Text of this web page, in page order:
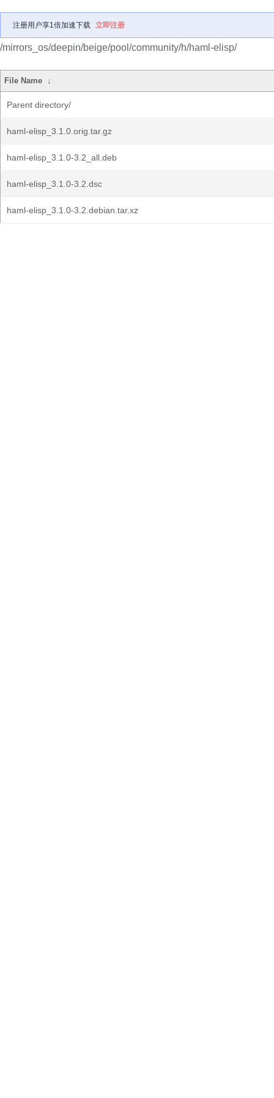
注册用户享1倍加速下载 立即注册
/mirrors_os/deepin/beige/pool/community/h/haml-elisp/
File Name ↓
Parent directory/
haml-elisp_3.1.0.orig.tar.gz
haml-elisp_3.1.0-3.2_all.deb
haml-elisp_3.1.0-3.2.dsc
haml-elisp_3.1.0-3.2.debian.tar.xz